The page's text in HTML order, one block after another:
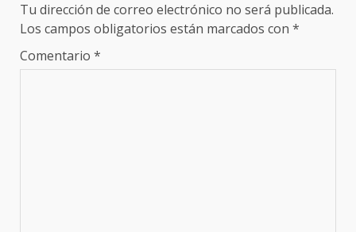
Tu dirección de correo electrónico no será publicada.
Los campos obligatorios están marcados con *
Comentario *